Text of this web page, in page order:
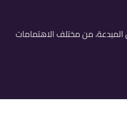
من مختلف الاهتمامات